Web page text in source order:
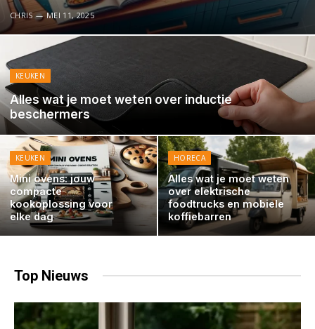
CHRIS MEI 11, 2025
KEUKEN
Alles wat je moet weten over inductie
beschermers
KEUKEN
Mini ovens: jouw
compacte
kookoplossing voor
elke dag
HORECA
Alles wat je moet weten
over elektrische
foodtrucks en mobiele
koffiebarren
Top Nieuws